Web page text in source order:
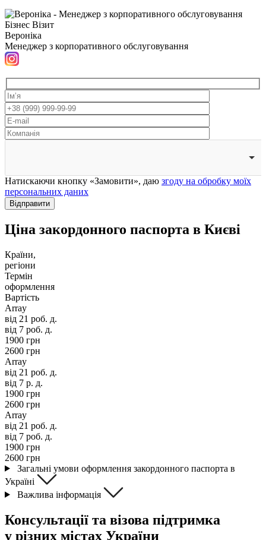
Вероніка
Менеджер з корпоративного обслуговування
Натискаючи кнопку «Замовити», даю згоду на обробку моїх
персональних даних
Відправити
Ціна закордонного паспорта в Києві
Країни,
регіони
Термін
оформлення
Вартість
Array
від 21 роб. д.
від 7 роб. д.
1900 грн
2600 грн
Array
від 21 роб. д.
від 7 р. д.
1900 грн
2600 грн
Array
від 21 роб. д.
від 7 роб. д.
1900 грн
2600 грн
Загальні умови оформлення закордонного паспорта в
Україні
Важлива інформація
Консультації та візова підтримка
у різних містах України